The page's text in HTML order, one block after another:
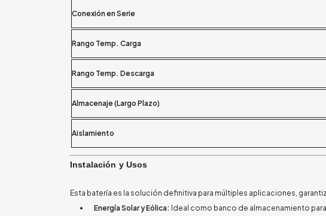
Conexión en Serie
Rango Temp. Carga
Rango Temp. Descarga
Almacenaje (Largo Plazo)
Aislamiento
Instalación y Usos
Esta batería es la solución definitiva para múltiples aplicaciones,
Energía Solar y Eólica: Ideal como banco de almacenamiento